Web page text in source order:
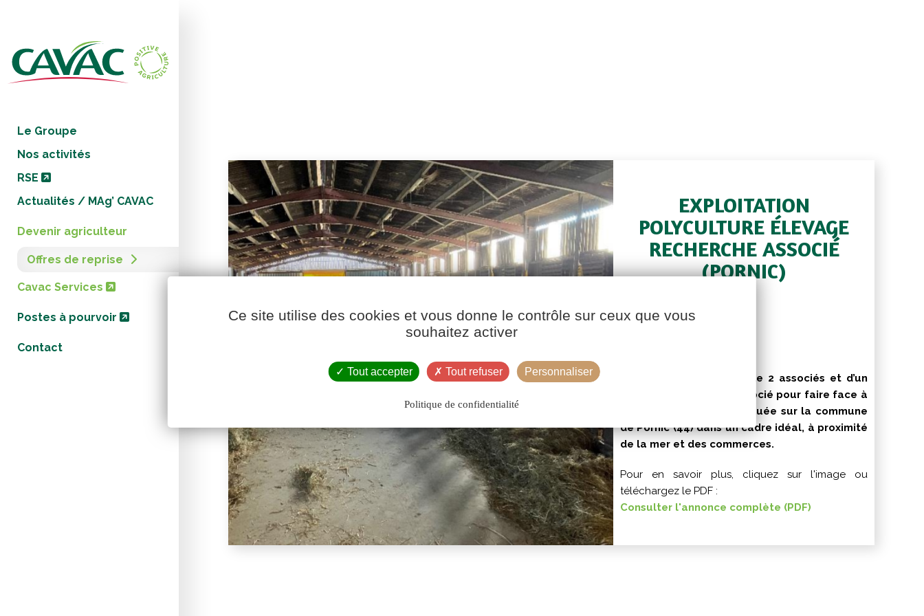
Le Groupe
Nos activités
RSE
Actualités / MAg’ CAVAC
Devenir agriculteur
Offres de reprise
Cavac Services
Postes à pourvoir
Contact
EXPLOITATION
POLYCULTURE ÉLEVAGE
RECHERCHE ASSOCIÉ
(PORNIC)
Exploitation composée de 2 associés et d’un
salarié recherche un associé pour faire face à
un départ en retraite. Située sur la commune
de Pornic (44) dans un cadre idéal, à proximité
de la mer et des commerces.
Pour en savoir plus, cliquez sur l'image ou
téléchargez le PDF :
Consulter l'annonce complète (PDF)
Ce site utilise des cookies et vous donne le contrôle sur ceux que vous
souhaitez activer
Tout accepter Tout refuser Personnaliser
Politique de confidentialité